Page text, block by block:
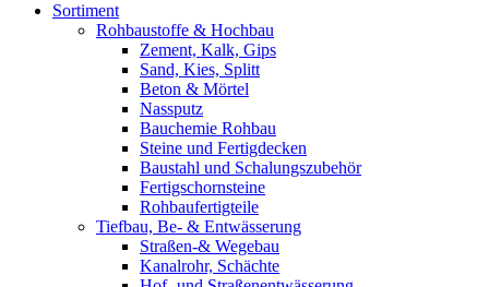
Sortiment
Rohbaustoffe & Hochbau
Zement, Kalk, Gips
Sand, Kies, Splitt
Beton & Mörtel
Nassputz
Bauchemie Rohbau
Steine und Fertigdecken
Baustahl und Schalungszubehör
Fertigschornsteine
Rohbaufertigteile
Tiefbau, Be- & Entwässerung
Straßen-& Wegebau
Kanalrohr, Schächte